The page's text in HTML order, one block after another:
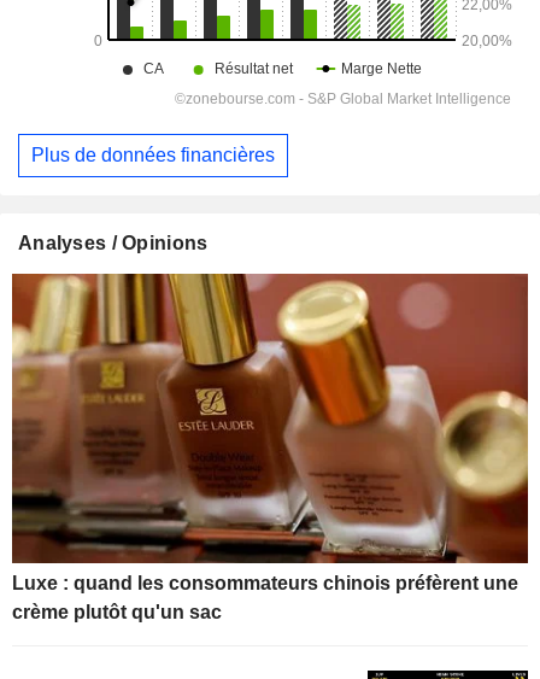
Plus de données financières
Analyses / Opinions
Luxe : quand les consommateurs chinois préfèrent une
crème plutôt qu'un sac